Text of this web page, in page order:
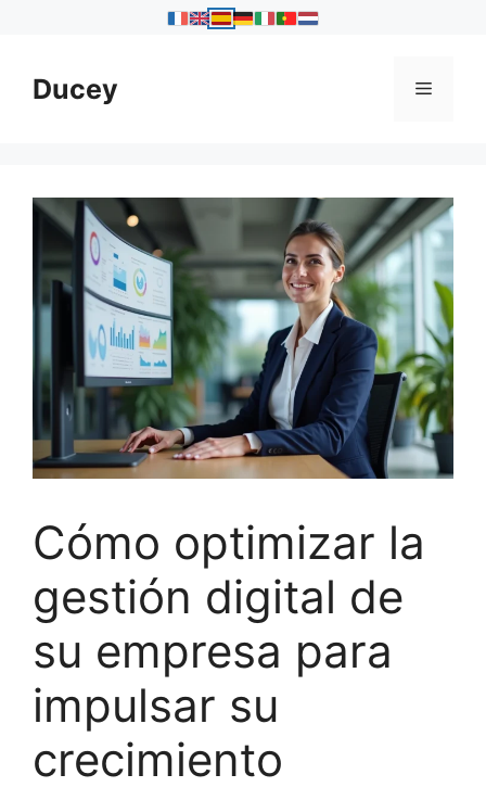
contenido
Ducey Menú
Cómo optimizar la
gestión digital de
su empresa para
impulsar su
crecimiento